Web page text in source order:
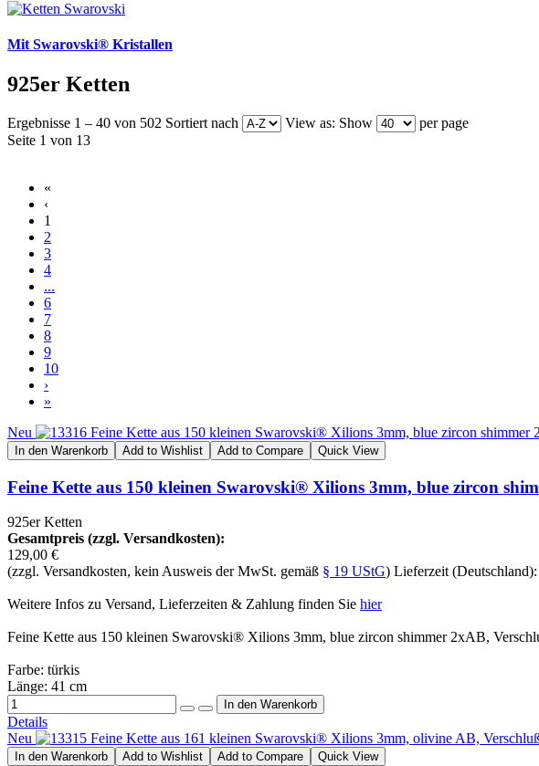
Mit Swarovski® Kristallen
925er Ketten
Ergebnisse 1 – 40 von 502 Sortiert nach View as: Show
per page
Seite 1 von 13
«
‹
1
2
3
4
...
6
7
8
9
10
›
»
Neu
In den Warenkorb Add to Wishlist Add to Compare Quick View
Feine Kette aus 150 kleinen Swarovski® Xilions 3mm, blue zircon
925er Ketten
Gesamtpreis (zzgl. Versandkosten):
129,00 €
(zzgl. Versandkosten, kein Ausweis der MwSt. gemäß § 19 UStG) Lieferzeit
Weitere Infos zu Versand, Lieferzeiten & Zahlung finden Sie hier
Feine Kette aus 150 kleinen Swarovski® Xilions 3mm, blue zircon shimmer 2xAB,
Farbe: türkis
Länge: 41 cm
Details
Neu
In den Warenkorb Add to Wishlist Add to Compare Quick View